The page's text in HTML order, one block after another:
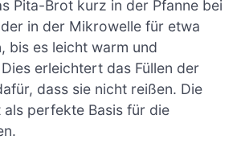
Pita-Brot kurz in der Pfanne bei
in der Mikrowelle für etwa
bis es leicht warm und
erleichtert das Füllen der
dass sie nicht reißen. Die
als perfekte Basis für die